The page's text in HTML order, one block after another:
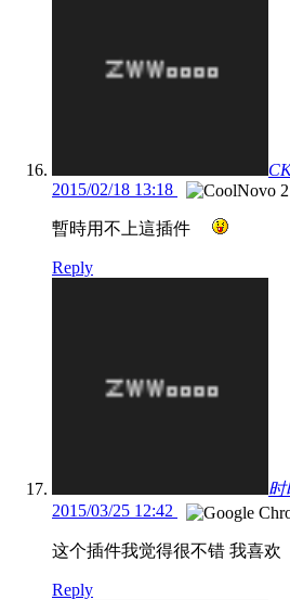
2015/02/18 13:18
暫時用不上這插件
Reply
时
2015/03/25 12:42
这个插件我觉得很不错 我喜欢
Reply